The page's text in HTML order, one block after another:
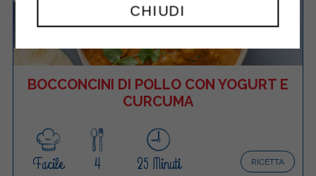
BOCCONCINI DI POLLO CON YOGURT E
CURCUMA
RICETTA
Facile 4 25 Minuti
CHIUDI